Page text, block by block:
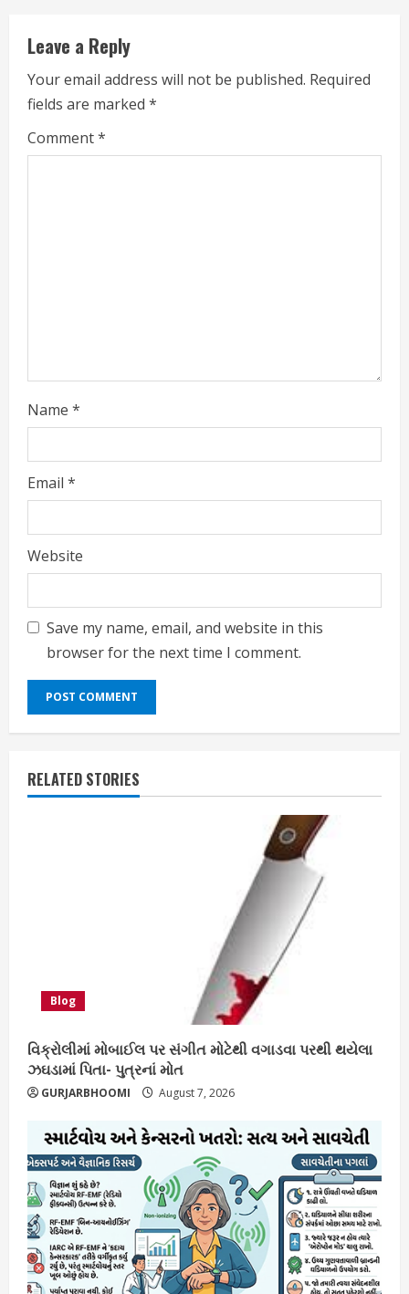
u
e
R
e
Leave a Reply
Your email address will not be published. Required
fields are marked *
Comment*
Name *
Email *
Website
Save my name, email, and website in this
browser for the next time I comment.
RELATED STORIES
Blog
વિક્રોલીમાં મોબાઈલ પર સંગીત મોટેથી વગાડવા પરથી થયેલા
ઝઘડામાં પિતા- પુત્રનાં મોત
GURJARBHOOMI August 7, 2026